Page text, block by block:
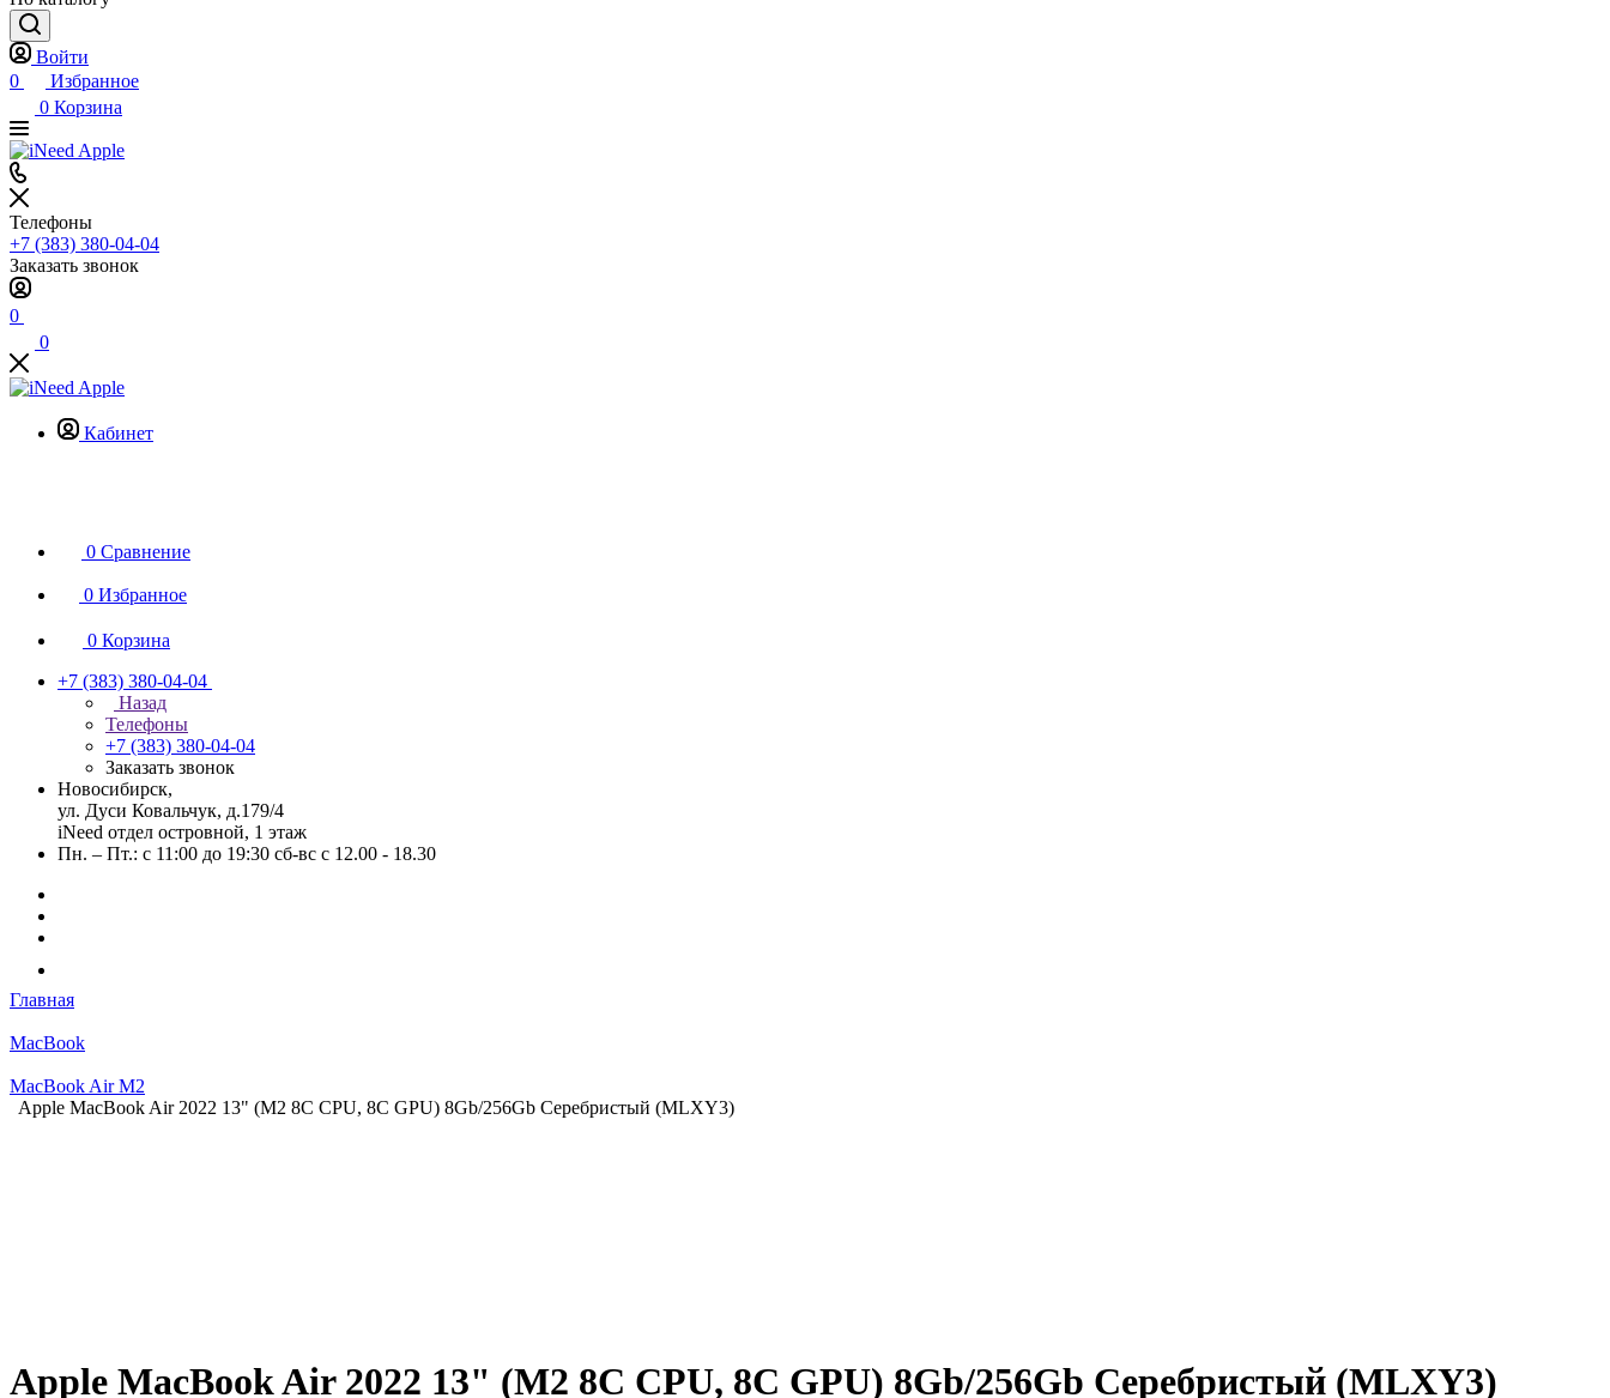
Войти
0
Избранное
0 Корзина
Телефоны
+7 (383) 380-04-04
Заказать звонок
0
0
Кабинет
0 Сравнение
0 Избранное
0 Корзина
+7 (383) 380-04-04
Назад
Телефоны
+7 (383) 380-04-04
Заказать звонок
Новосибирск,
ул. Дуси Ковальчук, д.179/4
iNeed отдел островной, 1 этаж
Пн. – Пт.: с 11:00 до 19:30 сб-вс с 12.00 - 18.30
Главная
MacBook
MacBook Air M2
Apple MacBook Air 2022 13" (М2 8C CPU, 8C GPU) 8Gb/256Gb Серебристый (MLXY3)
Apple MacBook Air 2022 13" (М2 8C CPU, 8C GPU) 8Gb/256Gb Серебристый (MLXY3)